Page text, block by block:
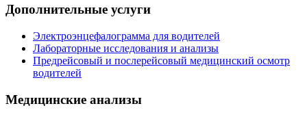
Дополнительные услуги
Электроэнцефалограмма для водителей
Лабораторные исследования и анализы
Предрейсовый и послерейсовый медицинский осмотр
водителей
Медицинские анализы